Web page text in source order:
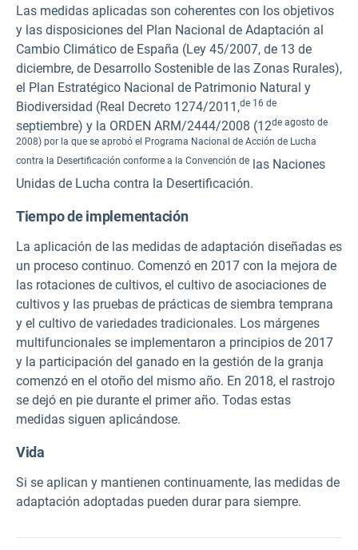
Las medidas aplicadas son coherentes con los objetivos
y las disposiciones del Plan Nacional de Adaptación al
Cambio Climático de España (Ley 45/2007, de 13 de
diciembre, de Desarrollo Sostenible de las Zonas Rurales),
el Plan Estratégico Nacional de Patrimonio Natural y
Biodiversidad (Real Decreto 1274/2011,de 16 de
septiembre) y la ORDEN ARM/2444/2008 (12de agosto de
2008) por la que se aprobó el Programa Nacional de Acción de Lucha
contra la Desertificación conforme a la Convención de las Naciones
Unidas de Lucha contra la Desertificación.
Tiempo de implementación
La aplicación de las medidas de adaptación diseñadas es
un proceso continuo. Comenzó en 2017 con la mejora de
las rotaciones de cultivos, el cultivo de asociaciones de
cultivos y las pruebas de prácticas de siembra temprana
y el cultivo de variedades tradicionales. Los márgenes
multifuncionales se implementaron a principios de 2017
y la participación del ganado en la gestión de la granja
comenzó en el otoño del mismo año. En 2018, el rastrojo
se dejó en pie durante el primer año. Todas estas
medidas siguen aplicándose.
Vida
Si se aplican y mantienen continuamente, las medidas de
adaptación adoptadas pueden durar para siempre.